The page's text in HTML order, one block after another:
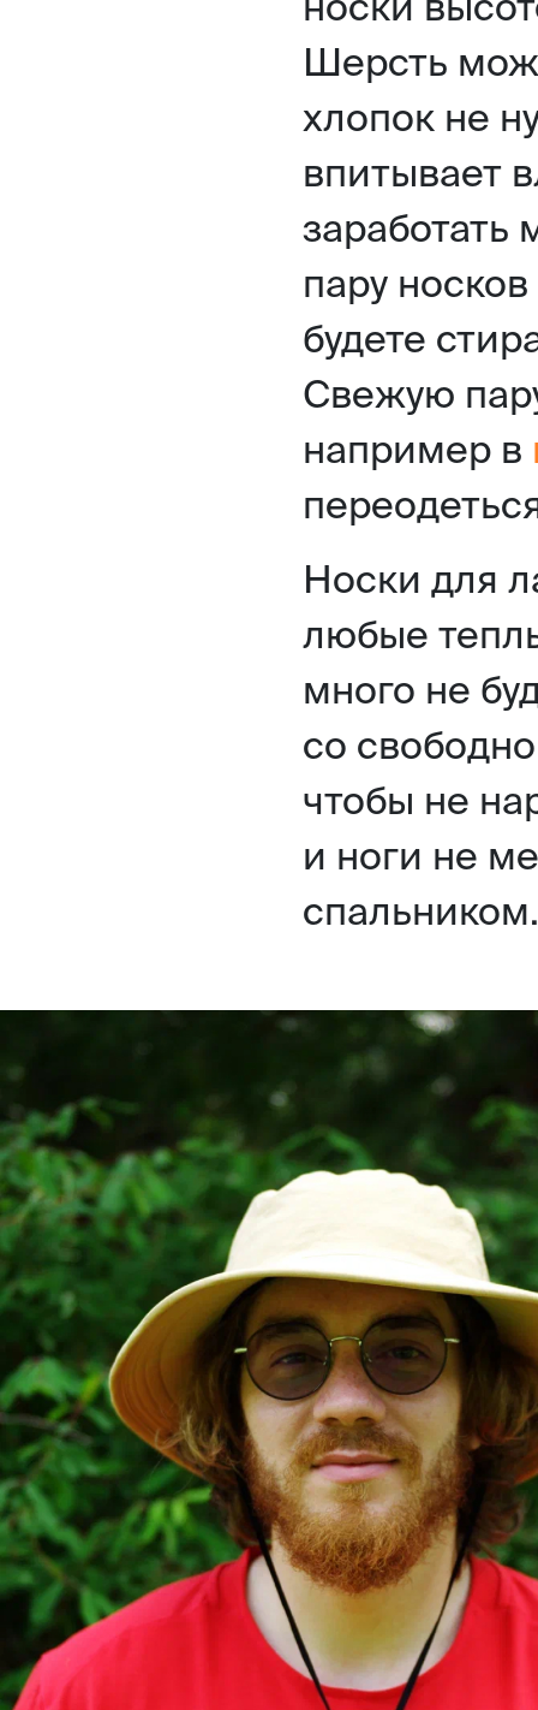
Шерсть
хлопок не
впитывает
заработать
пару
будете
Свежую
например в
Носки для
любые
много не
со
чтобы не
и ноги не
спальником.